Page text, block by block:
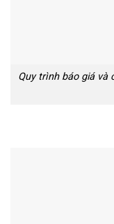
Quy trình báo giá và